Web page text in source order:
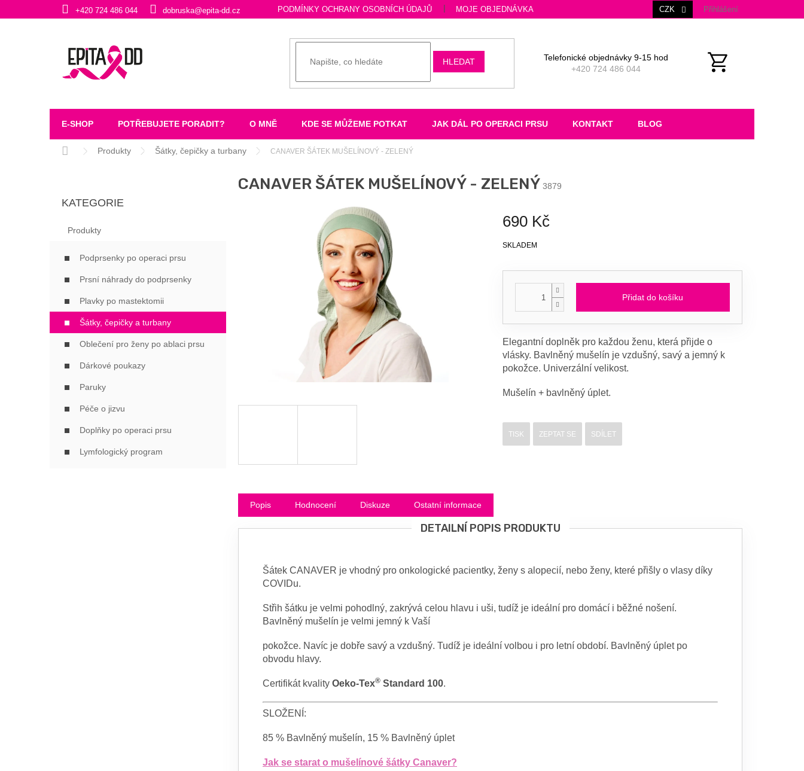
+420 724 486 044 dobruska@epita-dd.cz PODMÍNKY OCHRANY OSOBNÍCH ÚDAJŮ MOJE OBJEDNÁVKA CZK Přihlášení
HLEDAT
Telefonické objednávky 9-15 hod
+420 724 486 044
E-SHOP POTŘEBUJETE PORADIT? O MNĚ KDE SE MŮŽEME POTKAT JAK DÁL PO OPERACI PRSU KONTAKT BLOG
Domů Produkty Šátky, čepičky a turbany CANAVER ŠÁTEK MUŠELÍNOVÝ - ZELENÝ
N
kategorie
KATEGORIE
Produkty
Podprsenky po operaci prsu
Prsní náhrady do podprsenky
Plavky po mastektomii
Šátky, čepičky a turbany
Oblečení pro ženy po ablaci prsu
Dárkové poukazy
Paruky
Péče o jizvu
Doplňky po operaci prsu
Lymfologický program
CANAVER ŠÁTEK MUŠELÍNOVÝ - ZELENÝ 3879
690 Kč
Měrná
SKLADEM
Přidat do košíku
Elegantní doplněk pro každou ženu, která přijde o
vlásky. Bavlněný mušelín je vzdušný, savý a jemný k
pokožce. Univerzální velikost.
Mušelín + bavlněný úplet.
TISK ZEPTAT SE SDÍLET
Popis Hodnocení Diskuze Ostatní informace
DETAILNÍ POPIS PRODUKTU
Šátek CANAVER je vhodný pro onkologické pacientky, ženy s alopecií, nebo ženy, které přišly o vlasy díky
COVIDu.
Střih šátku je velmi pohodlný, zakrývá celou hlavu i uši, tudíž je ideální pro domácí i běžné nošení.
Bavlněný mušelín je velmi jemný k Vaší
pokožce. Navíc je dobře savý a vzdušný. Tudíž je ideální volbou i pro letní období. Bavlněný úplet po
obvodu hlavy.
Certifikát kvality Oeko-Tex® Standard 100.
SLOŽENÍ:
85 % Bavlněný mušelín, 15 % Bavlněný úplet
Jak se starat o mušelínové šátky Canaver?